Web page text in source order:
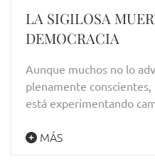
LA SIGILOSA
DEMOCRACIA
Aunque muchos no lo
plenamente conscientes,
está experimentando
MÁS